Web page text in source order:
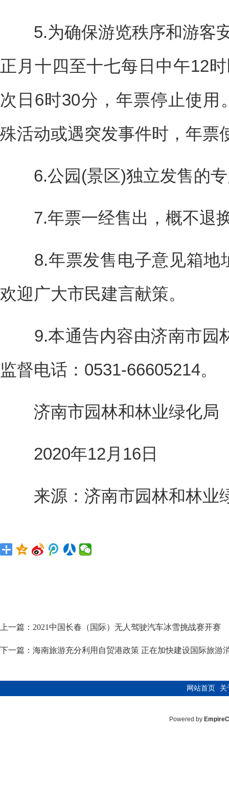
5.为确保游览秩序和游客
正月十四至十七每日中午12
次日6时30分，年票停止使
殊活动或遇突发事件时，年票
6.公园(景区)独立发售的专
7.年票一经售出，概不退
8.年票发售电子意见箱地
欢迎广大市民建言献策。
9.本通告内容由济南市园
监督电话：0531-66605214。
济南市园林和林业绿化局
2020年12月16日
来源：济南市园林和林业
上一篇： 2021中国长春（国际）无人驾驶汽车冰雪挑战赛开赛
下一篇： 海南旅游充分利用自贸港政策 正在加快建设国际旅游
网站首页 关
Powered by